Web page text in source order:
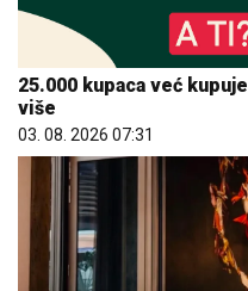
25.000 kupaca već
više
03. 08. 2026 07:31